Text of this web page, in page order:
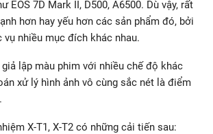
EOS 7D Mark II, D500, A6500. Dù vậy, rất
hơn hay yếu hơn các sản phẩm đó, bởi
vụ nhiều mục đích khác nhau.
lập màu phim với nhiều chế độ khác
xử lý hình ảnh vô cùng sắc nét là điểm
X-T1, X-T2 có những cải tiến sau: